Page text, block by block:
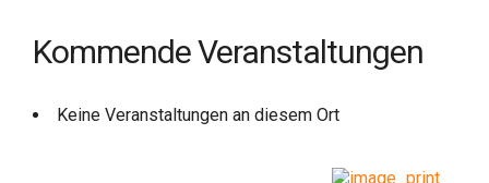
Kommende Veranstaltungen
Keine Veranstaltungen an diesem Ort